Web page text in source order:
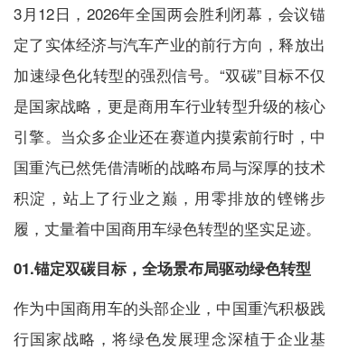
3月12日，2026年全国两会胜利闭幕，会议锚
定了实体经济与汽车产业的前行方向，释放出
加速绿色化转型的强烈信号。“双碳”目标不仅
是国家战略，更是商用车行业转型升级的核心
引擎。当众多企业还在赛道内摸索前行时，中
国重汽已然凭借清晰的战略布局与深厚的技术
积淀，站上了行业之巅，用零排放的铿锵步
履，丈量着中国商用车绿色转型的坚实足迹。
01.锚定双碳目标，全场景布局驱动绿色转型
作为中国商用车的头部企业，中国重汽积极践
行国家战略，将绿色发展理念深植于企业基